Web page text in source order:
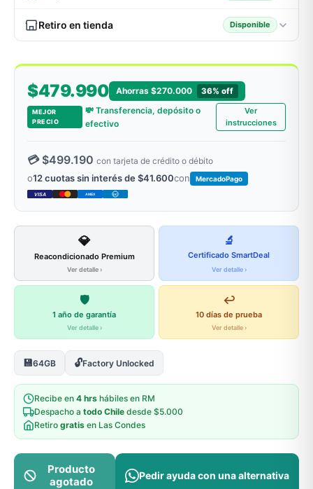
Retiro en tienda Disponible
$479.990 Ahorras $270.000 36% off
MEJOR
PRECIO
💸 Transferencia, depósito o
efectivo
Ver
instrucciones
💳 $499.190 con tarjeta de crédito o débito
o12 cuotas sin interés de $41.600con MercadoPago
VISA AMEX DC
💎
Reacondicionado Premium
Ver detalle ›
🔬
Certificado SmartDeal
Ver detalle ›
🛡️
1 año de garantía
Ver detalle ›
↩️
10 días de prueba
Ver detalle ›
💾64GB 🔓Factory Unlocked
Recibe en 4 hrs hábiles en RM
Despacho a todo Chile desde $5.000
Retiro gratis en Las Condes
Producto
agotado
Pedir ayuda con una alternativa